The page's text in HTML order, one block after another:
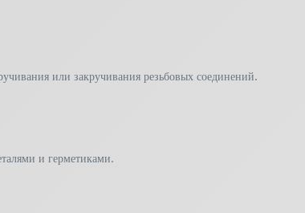
или закручивания резьбовых соединений.
и герметиками.